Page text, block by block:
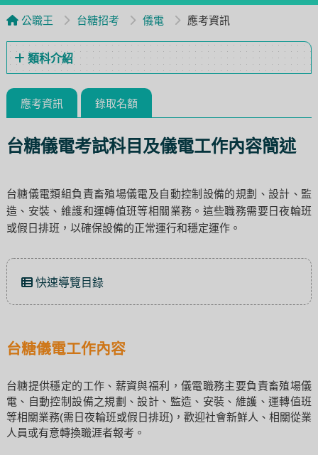
公職王 台糖招考 儀電 應考資訊
類科介紹
應考資訊 錄取名額
台糖儀電考試科目及儀電工作內容簡述
台糖儀電類組負責畜殖場儀電及自動控制設備的規劃、設計、監
造、安裝、維護和運轉值班等相關業務。這些職務需要日夜輪班
或假日排班，以確保設備的正常運行和穩定運作。
快速導覽目錄
台糖儀電工作內容
台糖提供穩定的工作、薪資與福利，儀電職務主要負責畜殖場儀
電、自動控制設備之規劃、設計、監造、安裝、維護、運轉值班
等相關業務(需日夜輪班或假日排班)，歡迎社會新鮮人、相關從業
人員或有意轉換職涯者報考。